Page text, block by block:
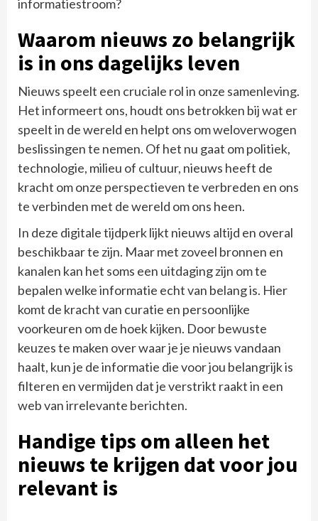
informatiestroom?
Waarom nieuws zo belangrijk
is in ons dagelijks leven
Nieuws speelt een cruciale rol in onze samenleving.
Het informeert ons, houdt ons betrokken bij wat er
speelt in de wereld en helpt ons om weloverwogen
beslissingen te nemen. Of het nu gaat om politiek,
technologie, milieu of cultuur, nieuws heeft de
kracht om onze perspectieven te verbreden en ons
te verbinden met de wereld om ons heen.
In deze digitale tijdperk lijkt nieuws altijd en overal
beschikbaar te zijn. Maar met zoveel bronnen en
kanalen kan het soms een uitdaging zijn om te
bepalen welke informatie echt van belang is. Hier
komt de kracht van curatie en persoonlijke
voorkeuren om de hoek kijken. Door bewuste
keuzes te maken over waar je je nieuws vandaan
haalt, kun je de informatie die voor jou belangrijk is
filteren en vermijden dat je verstrikt raakt in een
web van irrelevante berichten.
Handige tips om alleen het
nieuws te krijgen dat voor jou
relevant is